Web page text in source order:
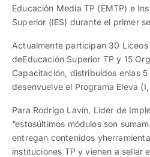
Educación Media TP (EMTP) e
Superior (IES) durante el primer
Actualmente participan 30
deEducación Superior TP y 15
Capacitación, distribuidos enlas
desenvuelve el Programa Eleva
Para Rodrigo Lavín, Líder de
“estosúltimos módulos son
entregan contenidos
instituciones TP y vienen a sellar